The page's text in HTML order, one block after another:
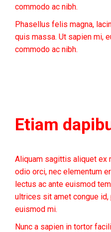
commodo ac nibh.
Phasellus felis magna,
quis massa. Ut sapien mi,
commodo ac nibh.
Etiam
Aliquam sagittis aliquet ex
odio orci, nec elementum
lectus ac ante euismod
ultrices sit amet congue id,
euismod mi.
Nunc a sapien in tortor